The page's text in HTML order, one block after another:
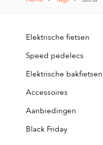
Elektrische fietsen
Speed pedelecs
Elektrische bakfietsen
Accessoires
Aanbiedingen
Black Friday